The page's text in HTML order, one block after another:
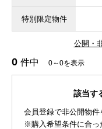
特別限定物件
公開・
0 件中 0～0を表示
該当す
会員登録で非公開物件
※購入希望条件に合っ